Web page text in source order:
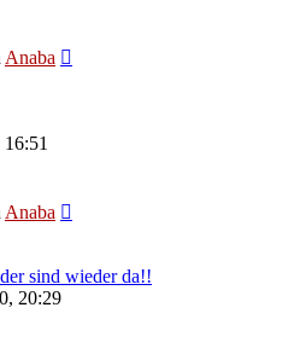
Anaba
Anaba
sind wieder da!!
20:29